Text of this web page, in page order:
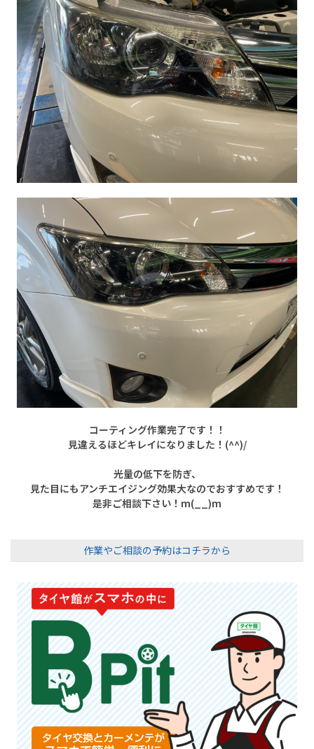
コーティング作業完了です！！
見違えるほどキレイになりました！(^^)/
光量の低下を防ぎ、
見た目にもアンチエイジング効果大なのでおすすめです！
是非ご相談下さい！m(__)m
作業やご相談の予約はコチラから